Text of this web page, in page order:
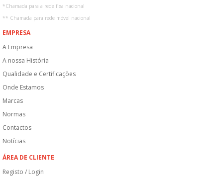
*Chamada para a rede fixa nacional
** Chamada para rede móvel nacional
EMPRESA
A Empresa
A nossa História
Qualidade e Certificações
Onde Estamos
Marcas
Normas
Contactos
Notícias
ÁREA DE CLIENTE
Registo / Login